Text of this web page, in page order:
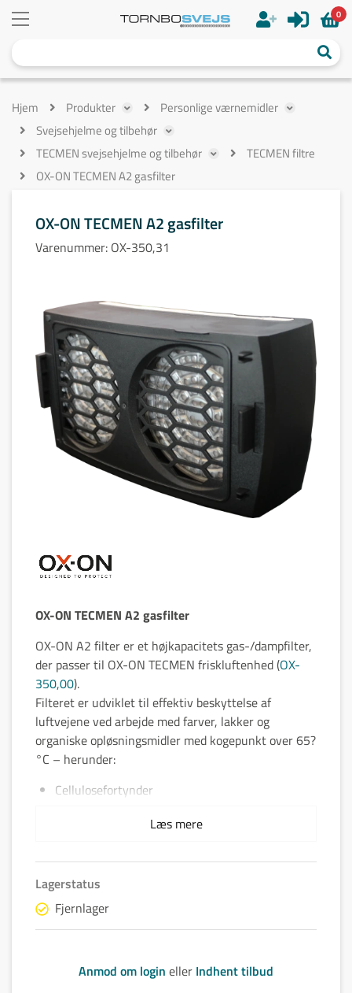
0
Hjem Produkter
Personlige værnemidler
Svejsehjelme og tilbehør
TECMEN svejsehjelme og tilbehør
TECMEN filtre
OX-ON TECMEN A2 gasfilter
OX-ON TECMEN A2 gasfilter
Varenummer: OX-350,31
OX-ON TECMEN A2 gasfilter
OX-ON A2 filter er et højkapacitets gas-/dampfilter,
der passer til OX-ON TECMEN friskluftenhed (OX-
350,00).
Filteret er udviklet til effektiv beskyttelse af
luftvejene ved arbejde med farver, lakker og
organiske opløsningsmidler med kogepunkt over 65?
°C – herunder:
Cellulosefortynder
Forskellige træimprægneringsmidler
Terpentin
Spraymaling
(læs altid punkt 8 i det relevante sikkerhedsdatablad
for korrekt beskyttelsesvalg)
partikelfyldte miljøer.
Læs mere
Lagerstatus
Fjernlager
Anmod om login eller Indhent tilbud